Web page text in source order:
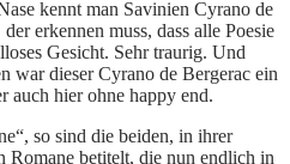
kennt man Savinien Cyrano de
erkennen muss, dass alle Poesie
Gesicht. Sehr traurig. Und
war dieser Cyrano de Bergerac ein
auch hier ohne happy end.
so sind die beiden, in ihrer
Romane betitelt, die nun endlich in